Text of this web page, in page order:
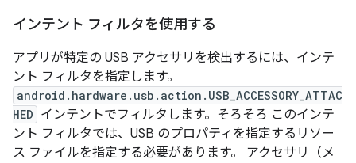
インテント フィルタを使用する
アプリが特定の USB アクセサリを検出するには、インテ
ント フィルタを指定します。
android.hardware.usb.action.USB_ACCESSORY_ATTAC
HED インテントでフィルタします。そろそろ このインテ
ント フィルタでは、USB のプロパティを指定するリソー
ス ファイルを指定する必要があります。 アクセサリ（メ